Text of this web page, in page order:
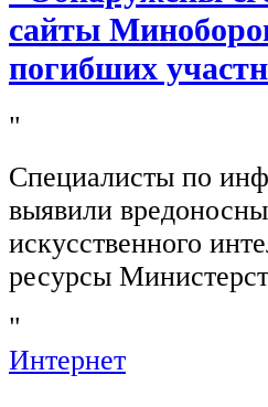
сайты
погибших
"
Специалисты по
выявили
искусственного
ресурсы
"
Интернет